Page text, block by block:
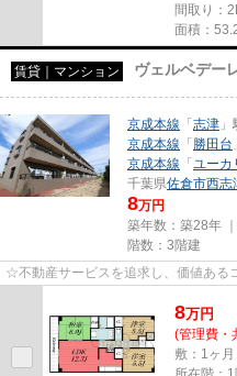
間取り：
面積：
賃貸｜マンション ヴェルベデー
京成本線 「志津
京成本線 「勝田台
京成本線 「 ユーカ
千葉県佐倉市西志
8万円
築年数：築28年
階数：3階建
☆不動産サービスを追求し、価値ある
8万円
(管理費・
敷：1ヶ